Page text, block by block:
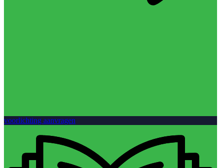
voorlichting aanvragen